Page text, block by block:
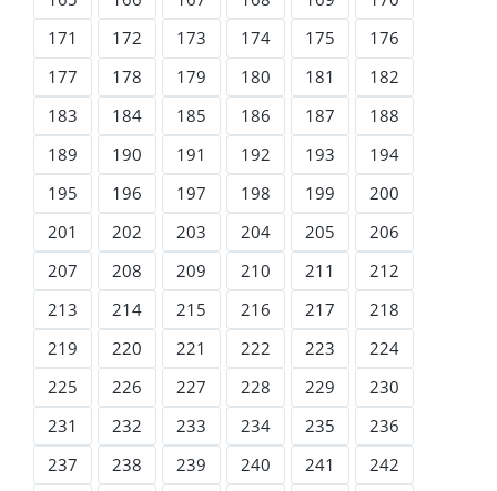
171
172 173 174 175
176
177
178 179 180 181
182
183
184 185 186 187
188
189
190 191 192 193
194
195
196 197 198 199
200
201
202 203 204 205
206
207
208 209 210 211
212
213
214 215 216 217
218
219
220 221 222 223
224
225
226 227 228 229
230
231
232 233 234 235
236
237
238 239 240 241
242